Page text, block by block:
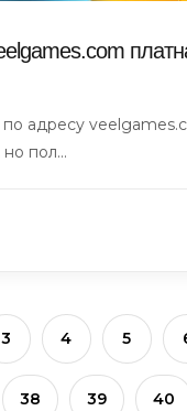
адресу
пол...
3 4 5
38 39 40